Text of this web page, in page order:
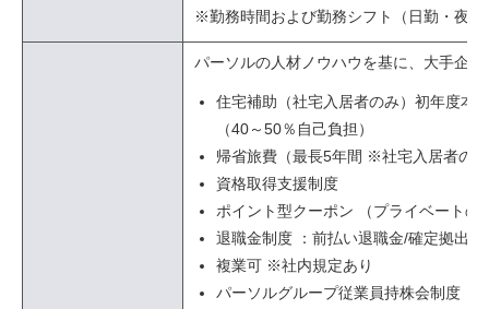
※勤務時間および勤務シフト（日勤・夜
パーソルの人材ノウハウを基に、大手企
住宅補助（社宅入居者のみ）初年度本
（40～50％自己負担）
帰省旅費（最長5年間 ※社宅入居者の
資格取得支援制度
ポイント型クーポン （プライベート
退職金制度 ：前払い退職金/確定拠出
複業可 ※社内規定あり
パーソルグループ従業員持株会制度